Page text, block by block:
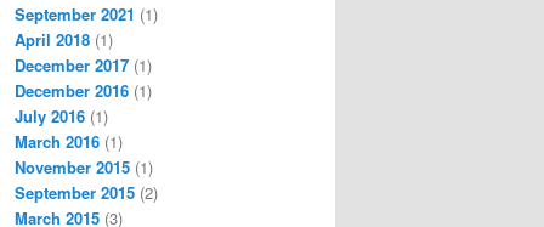
September 2021 (1)
April 2018 (1)
December 2017 (1)
December 2016 (1)
July 2016 (1)
March 2016 (1)
November 2015 (1)
September 2015 (2)
March 2015 (3)